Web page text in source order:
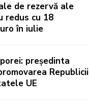
de rezervă ale
redus cu 18
în iulie
președinta
Republicii
UE